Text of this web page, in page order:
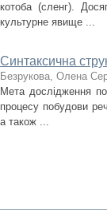
котоба (сленг).
культурне явище ...
Синтаксична
Безрукова, Олена
Мета дослідження
процесу побудови
а також ...